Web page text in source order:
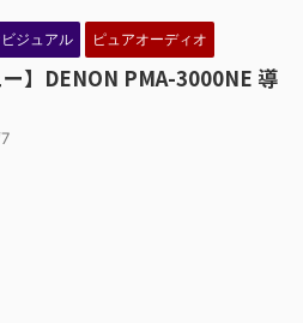
ジュアル ピュアオーディオ
ー】DENON PMA-3000NE 導